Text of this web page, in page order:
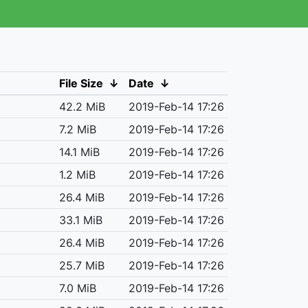
File Size ↓ Date ↓
42.2 MiB
2019-Feb-14 17:26
7.2 MiB
2019-Feb-14 17:26
14.1 MiB
2019-Feb-14 17:26
1.2 MiB
2019-Feb-14 17:26
26.4 MiB
2019-Feb-14 17:26
33.1 MiB
2019-Feb-14 17:26
26.4 MiB
2019-Feb-14 17:26
25.7 MiB
2019-Feb-14 17:26
7.0 MiB
2019-Feb-14 17:26